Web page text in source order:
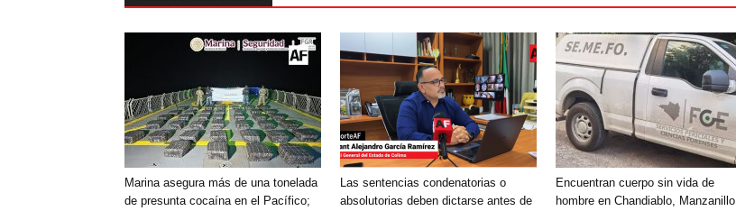
Marina asegura más de una tonelada
de presunta cocaína en el Pacífico;
Las sentencias condenatorias o
absolutorias deben dictarse antes de
Encuentran cuerpo sin vida de
hombre en Chandiablo, Manzanillo